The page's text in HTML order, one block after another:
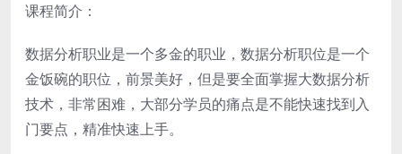
课程简介：
数据分析职业是一个多金的职业，数据分析职位是一个
金饭碗的职位，前景美好，但是要全面掌握大数据分析
技术，非常困难，大部分学员的痛点是不能快速找到入
门要点，精准快速上手。